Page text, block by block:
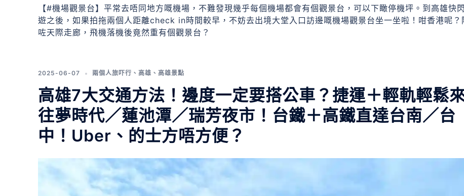
【#機場觀景台】平常去唔同地方嘅機場，不難發現幾乎每個機場都會有個觀景台，可以下瞰停機坪。到高雄快閃
遊之後，如果拍拖兩個人距離check in時間較早，不妨去出境大堂入口訪邊嘅機場觀景台坐一坐啦！咁香港呢？
咗天際走廊，飛機落機後竟然重有個觀景台？
2025-06-07 兩個人旅吓行 、 高雄 、 高雄景點
高雄7大交通方法！邊度一定要搭公車？捷運＋輕軌輕鬆
往夢時代／蓮池潭／瑞芳夜市！台鐵＋高鐵直達台南／台
中！Uber、的士方唔方便？